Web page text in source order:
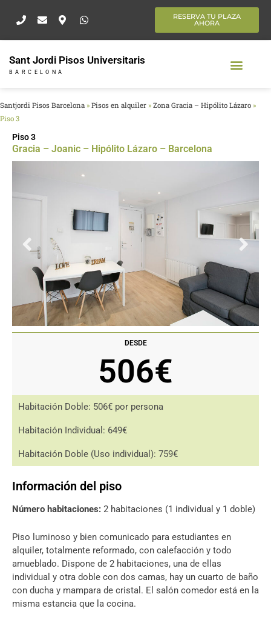
RESERVA TU PLAZA
AHORA
Sant Jordi Pisos Universitaris
BARCELONA
Santjordi Pisos Barcelona » Pisos en alquiler » Zona Gracia – Hipólito Lázaro »
Piso 3
Piso 3
Gracia – Joanic – Hipólito Lázaro – Barcelona
DESDE
506€
Habitación Doble: 506€ por persona
Habitación Individual: 649€
Habitación Doble (Uso individual): 759€
Información del piso
Número habitaciones: 2 habitaciones (1 individual y 1 doble)
Piso luminoso y bien comunicado para estudiantes en
alquiler, totalmente reformado, con calefacción y todo
amueblado. Dispone de 2 habitaciones, una de ellas
individual y otra doble con dos camas, hay un cuarto de baño
con ducha y mampara de cristal. El salón comedor está en la
misma estancia que la cocina.